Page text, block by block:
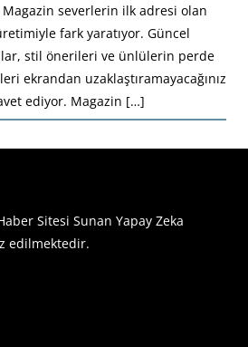
severlerin ilk adresi olan
fark yaratıyor. Güncel
stil önerileri ve ünlülerin perde
ekrandan uzaklaştıramayacağınız
ediyor. Magazin […]
Sitesi Sunan Yapay Zeka
edilmektedir.